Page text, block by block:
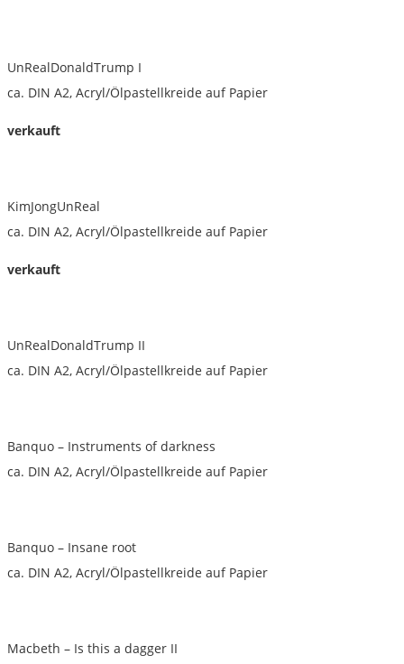
UnRealDonaldTrump I
ca. DIN A2, Acryl/Ölpastellkreide auf Papier
verkauft
KimJongUnReal
ca. DIN A2, Acryl/Ölpastellkreide auf Papier
verkauft
UnRealDonaldTrump II
ca. DIN A2, Acryl/Ölpastellkreide auf Papier
Banquo – Instruments of darkness
ca. DIN A2, Acryl/Ölpastellkreide auf Papier
Banquo – Insane root
ca. DIN A2, Acryl/Ölpastellkreide auf Papier
Macbeth – Is this a dagger II